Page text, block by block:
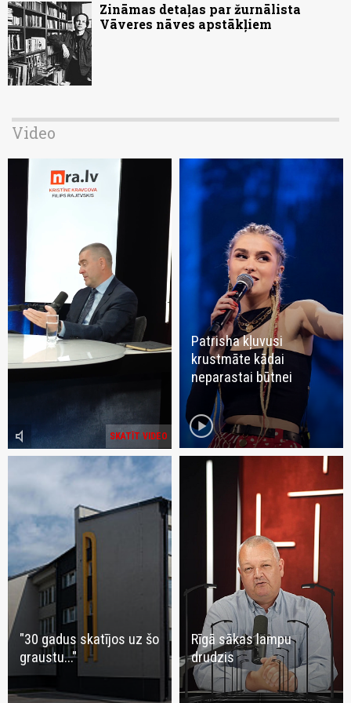
Zināmas detaļas par žurnālista
Vāveres nāves apstākļiem
Video
SKATĪT VIDEO
volume_mute
Patrisha kļuvusi
krustmāte kādai
neparastai būtnei
play_circle
"30 gadus skatījos uz šo
graustu..."
Rīgā sākas lampu
drudzis